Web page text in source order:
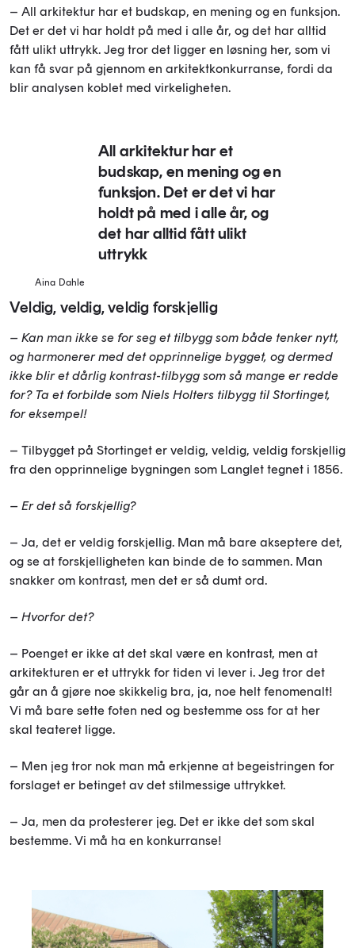
– All arkitektur har et budskap, en mening og en funksjon.
Det er det vi har holdt på med i alle år, og det har alltid
fått ulikt uttrykk. Jeg tror det ligger en løsning her, som vi
kan få svar på gjennom en arkitektkonkurranse, fordi da
blir analysen koblet med virkeligheten.
All arkitektur har et
budskap, en mening og en
funksjon. Det er det vi har
holdt på med i alle år, og
det har alltid fått ulikt
uttrykk
Aina Dahle
Veldig, veldig, veldig forskjellig
– Kan man ikke se for seg et tilbygg som både tenker nytt,
og harmonerer med det opprinnelige bygget, og dermed
ikke blir et dårlig kontrast-tilbygg som så mange er redde
for? Ta et forbilde som Niels Holters tilbygg til Stortinget,
for eksempel!
– Tilbygget på Stortinget er veldig, veldig, veldig forskjellig
fra den opprinnelige bygningen som Langlet tegnet i 1856.
– Er det så forskjellig?
– Ja, det er veldig forskjellig. Man må bare akseptere det,
og se at forskjelligheten kan binde de to sammen. Man
snakker om kontrast, men det er så dumt ord.
– Hvorfor det?
– Poenget er ikke at det skal være en kontrast, men at
arkitekturen er et uttrykk for tiden vi lever i. Jeg tror det
går an å gjøre noe skikkelig bra, ja, noe helt fenomenalt!
Vi må bare sette foten ned og bestemme oss for at her
skal teateret ligge.
– Men jeg tror nok man må erkjenne at begeistringen for
forslaget er betinget av det stilmessige uttrykket.
– Ja, men da protesterer jeg. Det er ikke det som skal
bestemme. Vi må ha en konkurranse!